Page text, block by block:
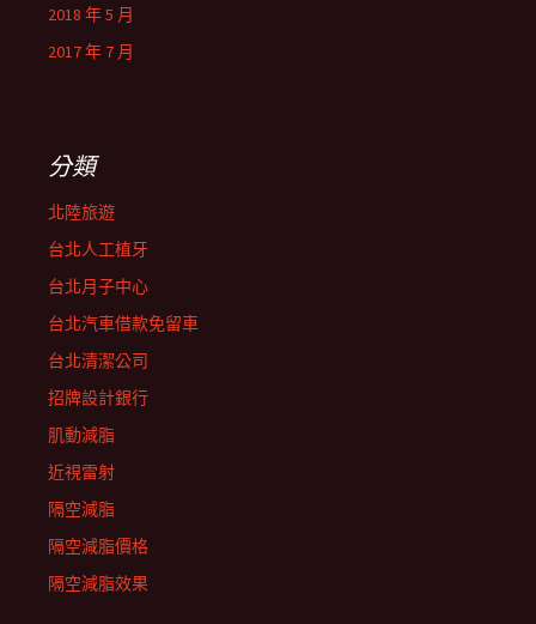
2018 年 5 月
2017 年 7 月
分類
北陸旅遊
台北人工植牙
台北月子中心
台北汽車借款免留車
台北清潔公司
招牌設計銀行
肌動減脂
近視雷射
隔空減脂
隔空減脂價格
隔空減脂效果